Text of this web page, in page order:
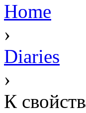
Home
›
Diaries
›
К